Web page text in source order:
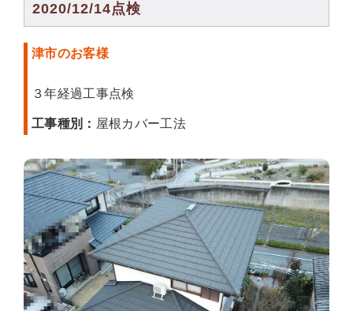
2020/12/14点検
津市のお客様
３年経過工事点検
工事種別： 屋根カバー工法